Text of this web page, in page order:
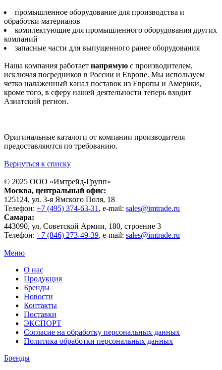
промышленное оборудование для производства и
обработки материалов
комплектующие для промышленного оборудования других
компаний
запасные части для выпущенного ранее оборудования
Наша компания работает напрямую с производителем,
исключая посредников в России и Европе. Мы используем
четко налаженный канал поставок из Европы и Америки,
кроме того, в сферу нашей деятельности теперь входит
Азиатский регион.
Оригинальные каталоги от компании производителя
предоставляются по требованию.
Вернуться к списку
© 2025 ООО «Имтрейд-Групп»
Москва, центральный офис:
125124, ул. 3-я Ямского Поля, 18
Телефон: +7 (495) 374-63-31 , e-mail: sales@imtrade.ru
Самара:
443090, ул. Советской Армии, 180, строение 3
Телефон: +7 (846) 273-49-39, e-mail: sales@imtrade.ru
Меню
О нас
Продукция
Бренды
Новости
Контакты
Поставки
ЭКСПОРТ
Согласие на обработку персональных данных
Политика обработки персональных данных
Бренды